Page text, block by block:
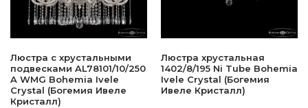
Люстра с хрустальными
подвесками AL78101/10/250
A WMG Bohemia Ivele
Crystal (Богемия Ивеле
Кристалл)
Люстра хрустальная
1402/8/195 Ni Tube Bohemia
Ivele Crystal (Богемия
Ивеле Кристалл)